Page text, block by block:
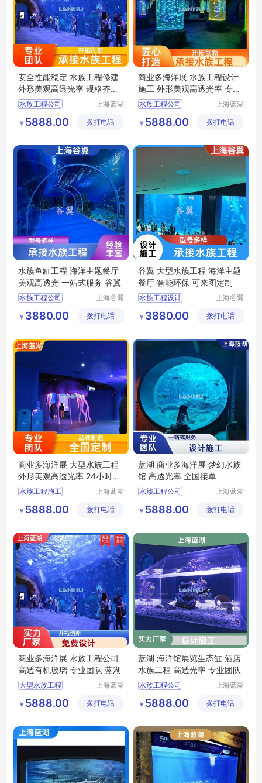
安全性能稳定 水族工程修建
外形美观高透光率 规格齐全
蓝湖
水族工程公司
别墅水族工程
深海水族馆
上海蓝湖
有限公司
￥ 5888.00 拨打电话
商业多海洋展 水族工程设计
施工 外形美观高透光率 专业
团队 蓝湖
水族工程公司
上海海洋水族馆
海洋水族馆
上海蓝湖
有限公司
￥ 5888.00 拨打电话
水族鱼缸工程 海洋主题餐厅
美观高透光 一站式服务 谷翼
水族工程公司
上海水族工程
上海水族馆定制
上海谷翼
有限公司
￥ 3880.00 拨打电话
谷翼 大型水族工程 海洋主题
餐厅 智能环保 可来图定制
水族工程设计
上海水族工程
工程水族
上海谷翼
有限公司
￥ 3880.00 拨打电话
商业多海洋展 大型水族工程
外形美观高透光率 24小时服
务 蓝湖
水族工程施工
别墅水族馆
深海水族馆
上海蓝湖
有限公司
￥ 5888.00 拨打电话
蓝湖 商业多海洋展 梦幻水族
馆 高透光率 全国接单
水族工程公司
水族工程建造
深海水族馆
上海蓝湖
有限公司
￥ 5888.00 拨打电话
商业多海洋展 水族工程公司
高透有机玻璃 专业团队 蓝湖
大型水族工程
上海水族馆
上海水族馆工程
上海蓝湖
有限公司
￥ 5888.00 拨打电话
蓝湖 海洋馆展览生态缸 酒店
水族工程 高透光率 专业团队
水族工程公司
水族工程施工
海洋水族馆
上海蓝湖
有限公司
￥ 5888.00 拨打电话